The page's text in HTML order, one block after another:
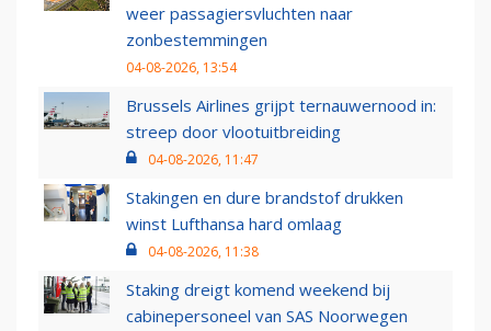
weer passagiersvluchten naar
zonbestemmingen
04-08-2026, 13:54
Brussels Airlines grijpt ternauwernood in:
streep door vlootuitbreiding
04-08-2026, 11:47
Stakingen en dure brandstof drukken
winst Lufthansa hard omlaag
04-08-2026, 11:38
Staking dreigt komend weekend bij
cabinepersoneel van SAS Noorwegen